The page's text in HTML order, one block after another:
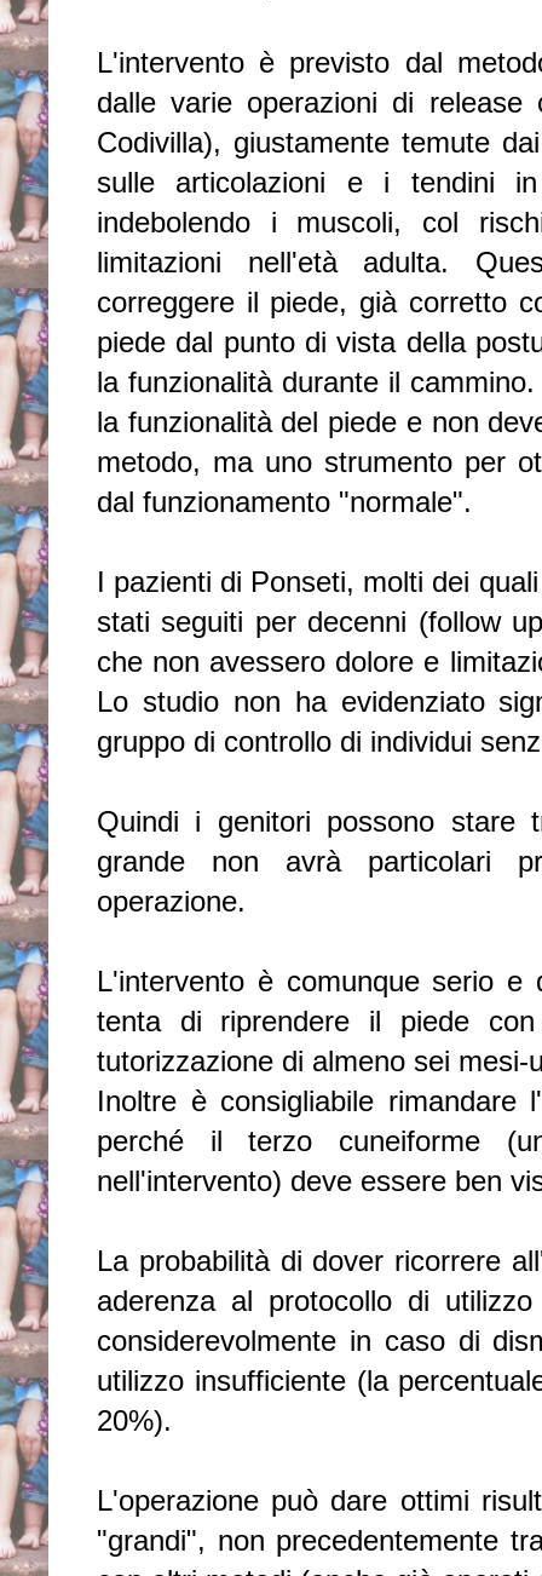
L'intervento è previsto dal
dalle varie operazioni di release
Codivilla), giustamente temute
sulle articolazioni e i tendini
indebolendo i muscoli, col
limitazioni nell'età adulta.
correggere il piede, già corretto
piede dal punto di vista della
la funzionalità durante il
la funzionalità del piede e non
metodo, ma uno strumento per
dal funzionamento "normale".
I pazienti di Ponseti, molti dei
stati seguiti per decenni (follow
che non avessero dolore e
Lo studio non ha evidenziato
gruppo di controllo di individui
Quindi i genitori possono stare
grande non avrà particolari
operazione.
L'intervento è comunque serio e
tenta di riprendere il piede
tutorizzazione di almeno sei mesi-
Inoltre è consigliabile rimandare
perché il terzo cuneiforme
nell'intervento) deve essere ben
La probabilità di dover ricorrere
aderenza al protocollo di
considerevolmente in caso di
utilizzo insufficiente (la
20%).
L'operazione può dare ottimi
"grandi", non precedentemente